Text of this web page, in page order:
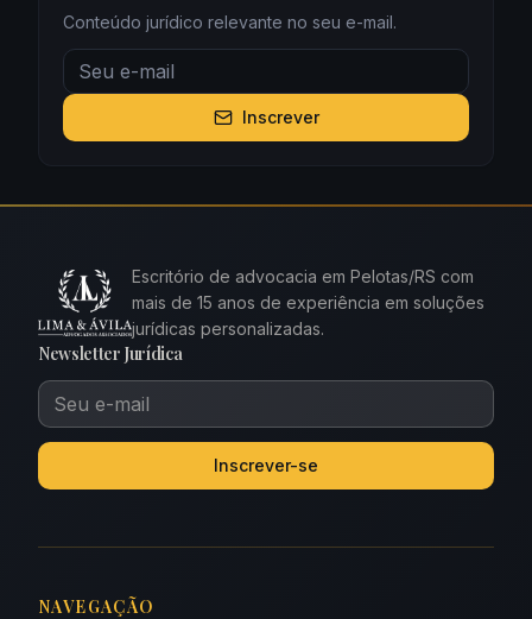
Conteúdo jurídico relevante no seu e-mail.
Inscrever
Escritório de advocacia em Pelotas/RS com
mais de 15 anos de experiência em soluções
jurídicas personalizadas.
Newsletter Jurídica
Inscrever-se
NAVEGAÇÃO